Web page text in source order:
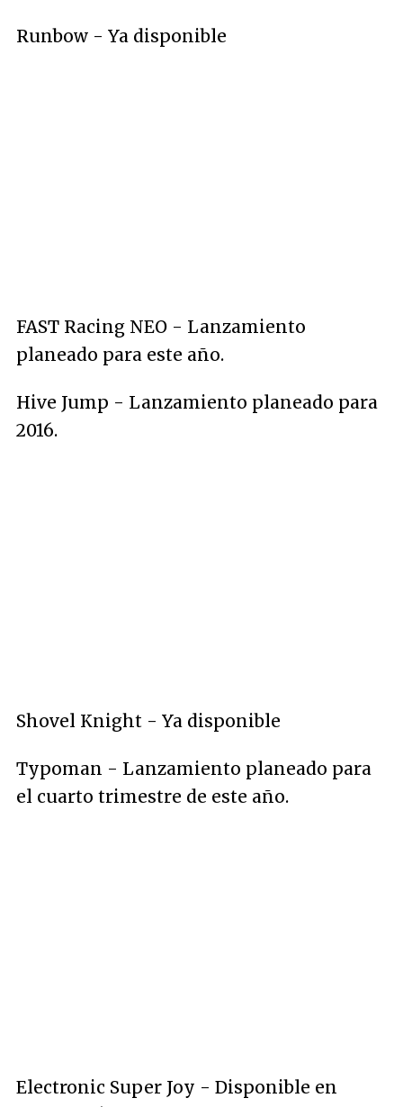
Runbow - Ya disponible
FAST Racing NEO - Lanzamiento
planeado para este año.
Hive Jump - Lanzamiento planeado para
2016.
Shovel Knight - Ya disponible
Typoman - Lanzamiento planeado para
el cuarto trimestre de este año.
Electronic Super Joy - Disponible en